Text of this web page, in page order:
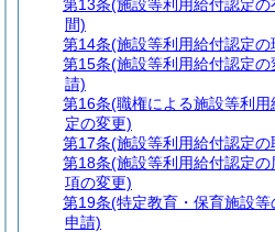
第13条(施設等利用給付認定の
間)
第14条(施設等利用給付認定の
第15条(施設等利用給付認定の
請)
第16条(職権による施設等利用
定の変更)
第17条(施設等利用給付認定の
第18条(施設等利用給付認定の
項の変更)
第19条(特定教育・保育施設等
申請)